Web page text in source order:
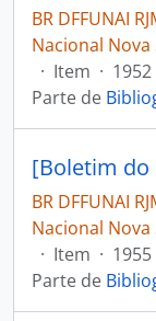
BR DFFUNAI
Nacional Nova
· Item · 1952
Parte de
BR DFFUNAI
Nacional Nova
· Item · 1955
Parte de